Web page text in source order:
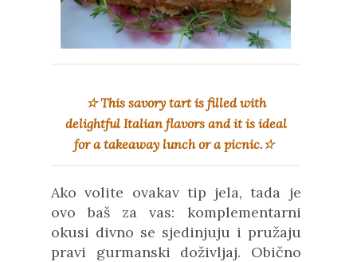
☆ This savory tart is filled with
delightful Italian flavors and it is ideal
for a takeaway lunch or a picnic.☆
Ako volite ovakav tip jela, tada je
ovo baš za vas: komplementarni
okusi divno se sjedinjuju i pružaju
pravi gurmanski doživljaj. Obično